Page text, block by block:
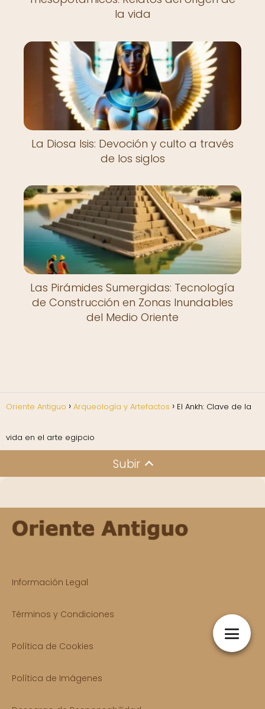
la vida
La Diosa Isis: Devoción y culto a través
de los siglos
Las Pirámides Sumergidas: Tecnología
de Construcción en Zonas Inundables
del Medio Oriente
Oriente Antiguo Arqueología y Artefactos El Ankh: Clave de la
vida en el arte egipcio
Subir
Información Legal
Términos y Condiciones
Política de Cookies
Política de Imágenes